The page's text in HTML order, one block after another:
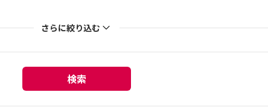
さらに絞り込む
検索